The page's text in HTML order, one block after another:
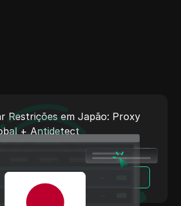
Restrições em Japão: Proxy
+ Antidetect